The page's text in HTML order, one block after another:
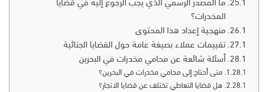
المخدرات؟
منهجية إعداد هذا المحتوى
تقييمات عملاء بصيغة عامة حول القضايا الجنائية
أسئلة شائعة عن محامي مخدرات في البحرين
متى أحتاج إلى محامي مخدرات في البحرين؟
هل قضايا التعاطي تختلف عن قضايا الاتجار؟